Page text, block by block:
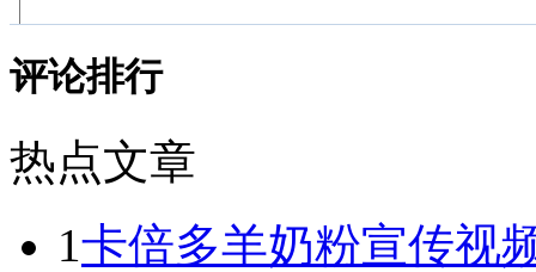
评论排行
热点文章
1卡倍多羊奶粉宣传视